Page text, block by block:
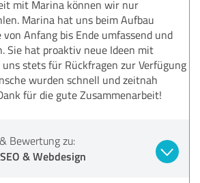
mit Marina können wir nur
Marina hat uns beim Aufbau
von Anfang bis Ende umfassend und
Sie hat proaktiv neue Ideen mit
stets für Rückfragen zur Verfügung
wurden schnell und zeitnah
für die gute Zusammenarbeit!
Bewertung zu:
& Webdesign